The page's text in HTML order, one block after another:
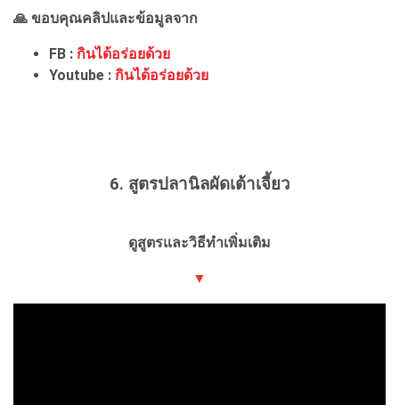
🙏 ขอบคุณคลิปและข้อมูลจาก
FB : กินได้อร่อยด้วย
Youtube : กินได้อร่อยด้วย
6. สูตรปลานิลผัดเต้าเจี้ยว
ดูสูตรและวิธีทำเพิ่มเติม
▼